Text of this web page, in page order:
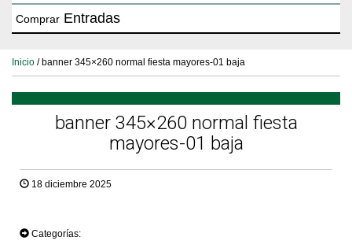
Comprar Entradas
Inicio / banner 345×260 normal fiesta mayores-01 baja
banner 345×260 normal fiesta
mayores-01 baja
18 diciembre 2025
Categorías: